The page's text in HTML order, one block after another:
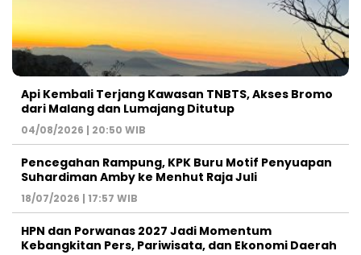
Api Kembali Terjang Kawasan TNBTS, Akses Bromo
dari Malang dan Lumajang Ditutup
04/08/2026 | 20:50 WIB
Pencegahan Rampung, KPK Buru Motif Penyuapan
Suhardiman Amby ke Menhut Raja Juli
18/07/2026 | 17:57 WIB
HPN dan Porwanas 2027 Jadi Momentum
Kebangkitan Pers, Pariwisata, dan Ekonomi Daerah